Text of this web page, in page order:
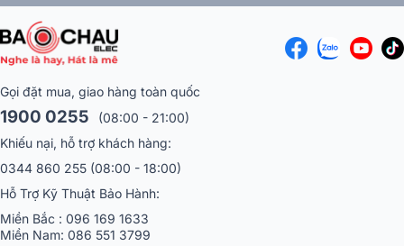
1900 0255
0344 860 255
(08:00 - 18:00)
Miền Bắc :
096 169 1633
Miền Nam:086 551 3799